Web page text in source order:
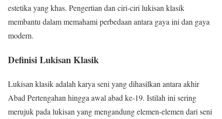
estetika yang khas. Pengertian dan ciri-ciri lukisan klasik
membantu dalam memahami perbedaan antara gaya ini dan gaya
modern.
Definisi Lukisan Klasik
Lukisan klasik adalah karya seni yang dihasilkan antara akhir
Abad Pertengahan hingga awal abad ke-19. Istilah ini sering
merujuk pada lukisan yang mengandung elemen-elemen dari seni